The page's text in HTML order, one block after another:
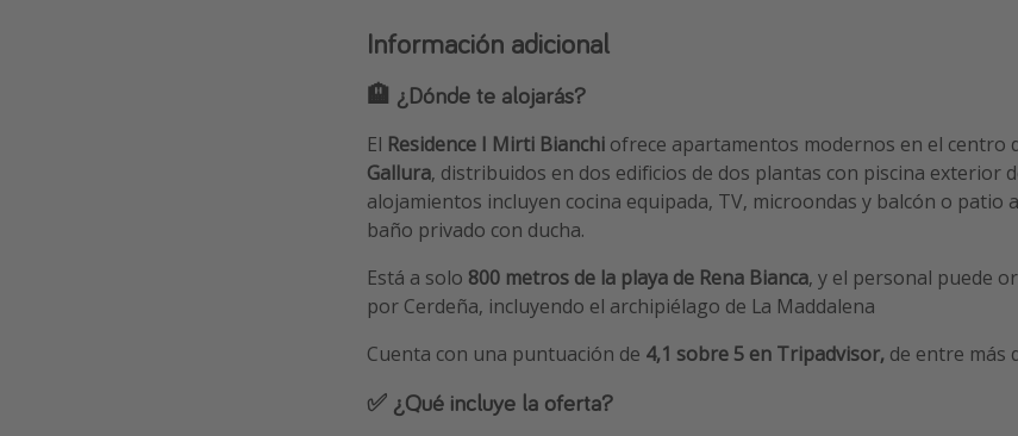
Información adicional
🏨 ¿Dónde te alojarás?
El Residence I Mirti Bianchi ofrece apartamentos modernos en el centro
Gallura, distribuidos en dos edificios de dos plantas con piscina exterior
alojamientos incluyen cocina equipada, TV, microondas y balcón o patio
baño privado con ducha.
Está a solo 800 metros de la playa de Rena Bianca, y el personal puede
por Cerdeña, incluyendo el archipiélago de La Maddalena
Cuenta con una puntuación de 4,1 sobre 5 en Tripadvisor, de entre más
✅ ¿Qué incluye la oferta?